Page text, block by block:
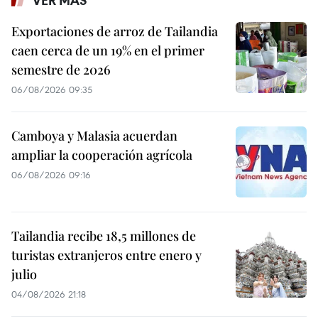
Exportaciones de arroz de Tailandia
caen cerca de un 19% en el primer
semestre de 2026
06/08/2026 09:35
Camboya y Malasia acuerdan
ampliar la cooperación agrícola
06/08/2026 09:16
Tailandia recibe 18,5 millones de
turistas extranjeros entre enero y
julio
04/08/2026 21:18